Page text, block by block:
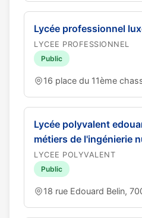
Lycée professionnel
LYCEE PROFESSIONNEL
Public
16 place du 11ème
Lycée polyvalent
métiers de l'ingénierie
LYCEE POLYVALENT
Public
18 rue Edouard Belin,